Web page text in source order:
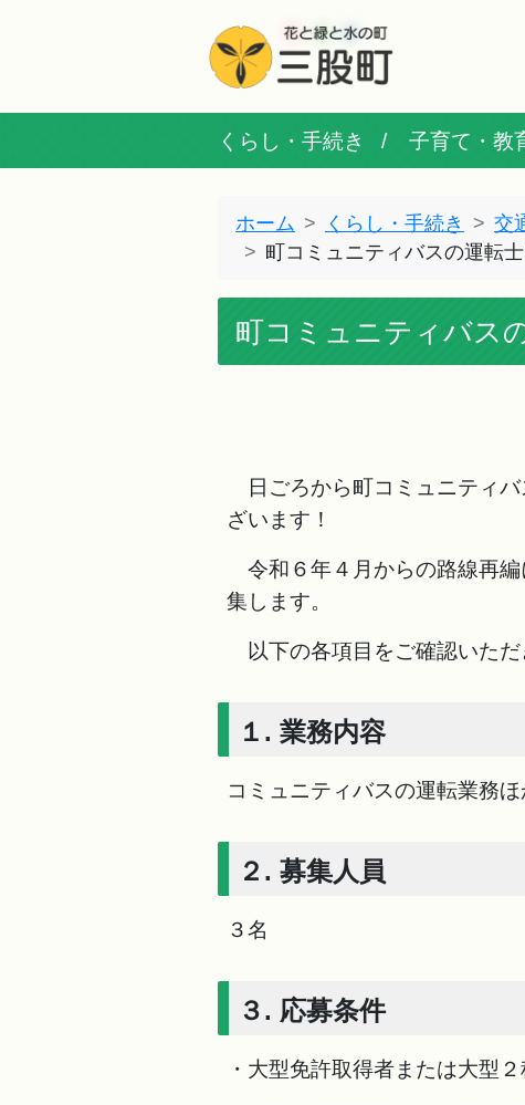
くらし・手続き 子育て・教
ホーム くらし・手続き 交
町コミュニティバスの運転
町コミュニティバス
日ごろから町コミュニティ
ざいます！
令和６年４月からの路線再
集します。
以下の各項目をご確認いただ
１. 業務内容
コミュニティバスの運転業務
２. 募集人員
３名
３. 応募条件
・大型免許取得者または大型